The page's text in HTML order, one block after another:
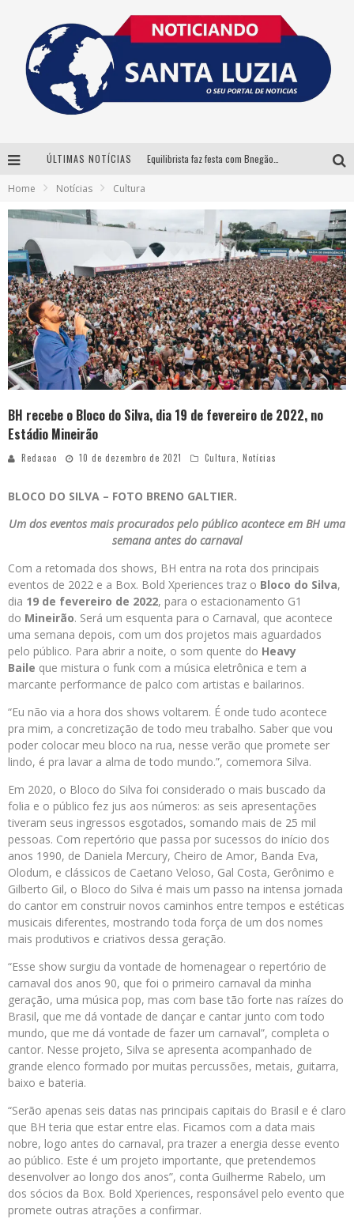
ÚLTIMAS NOTÍCIAS
Santa Luzia encerra Semana de Conscientização do Autismo com atividades abertas ao público
“Cê Tá Doido Festival” confirma o Mineirão como palco da festa
Home Notícias Cultura
BH recebe o Bloco do Silva, dia 19 de fevereiro de 2022, no
Estádio Mineirão
Redacao 10 de dezembro de 2021 Cultura, Notícias
BLOCO DO SILVA – FOTO BRENO GALTIER.
Um dos eventos mais procurados pelo público acontece em BH uma
semana antes do carnaval
Com a retomada dos shows, BH entra na rota dos principais
eventos de 2022 e a Box. Bold Xperiences traz o Bloco do Silva,
dia 19 de fevereiro de 2022, para o estacionamento G1
do Mineirão. Será um esquenta para o Carnaval, que acontece
uma semana depois, com um dos projetos mais aguardados
pelo público. Para abrir a noite, o som quente do Heavy
Baile que mistura o funk com a música eletrônica e tem a
marcante performance de palco com artistas e bailarinos.
“Eu não via a hora dos shows voltarem. É onde tudo acontece
pra mim, a concretização de todo meu trabalho. Saber que vou
poder colocar meu bloco na rua, nesse verão que promete ser
lindo, é pra lavar a alma de todo mundo.”, comemora Silva.
Em 2020, o Bloco do Silva foi considerado o mais buscado da
folia e o público fez jus aos números: as seis apresentações
tiveram seus ingressos esgotados, somando mais de 25 mil
pessoas. Com repertório que passa por sucessos do início dos
anos 1990, de Daniela Mercury, Cheiro de Amor, Banda Eva,
Olodum, e clássicos de Caetano Veloso, Gal Costa, Gerônimo e
Gilberto Gil, o Bloco do Silva é mais um passo na intensa jornada
do cantor em construir novos caminhos entre tempos e estéticas
musicais diferentes, mostrando toda força de um dos nomes
mais produtivos e criativos dessa geração.
“Esse show surgiu da vontade de homenagear o repertório de
carnaval dos anos 90, que foi o primeiro carnaval da minha
geração, uma música pop, mas com base tão forte nas raízes do
Brasil, que me dá vontade de dançar e cantar junto com todo
mundo, que me dá vontade de fazer um carnaval”, completa o
cantor. Nesse projeto, Silva se apresenta acompanhado de
grande elenco formado por muitas percussões, metais, guitarra,
baixo e bateria.
“Serão apenas seis datas nas principais capitais do Brasil e é claro
que BH teria que estar entre elas. Ficamos com a data mais
nobre, logo antes do carnaval, pra trazer a energia desse evento
ao público. Este é um projeto importante, que pretendemos
desenvolver ao longo dos anos”, conta Guilherme Rabelo, um
dos sócios da Box. Bold Xperiences, responsável pelo evento que
promete outras atrações a confirmar.